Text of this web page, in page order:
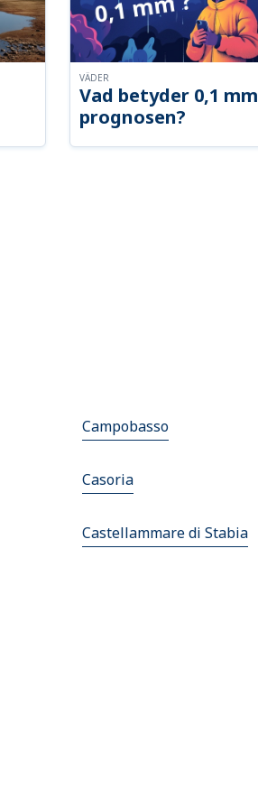
Vad betyder 0,1
prognosen?
VÄDER
Campobasso
Casoria
Castellammare di Stabia